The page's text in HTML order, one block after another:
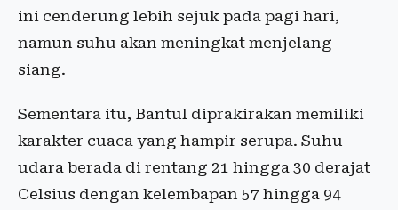
ini cenderung lebih sejuk pada pagi hari,
namun suhu akan meningkat menjelang
siang.
Sementara itu, Bantul diprakirakan memiliki
karakter cuaca yang hampir serupa. Suhu
udara berada di rentang 21 hingga 30 derajat
Celsius dengan kelembapan 57 hingga 94